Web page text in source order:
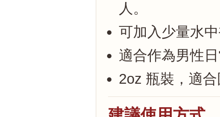
人。
可加入少量水
適合作為男性
2oz 瓶裝，適